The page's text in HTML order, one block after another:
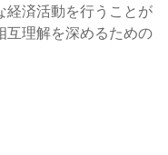
経済活動を行うことが
互理解を深めるための